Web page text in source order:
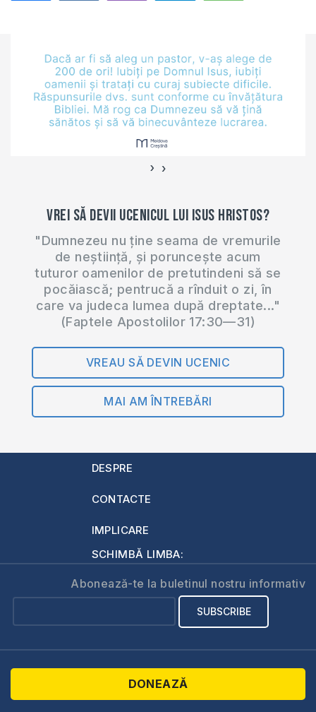
‹ ›
Vrei să devii ucenicul lui Isus Hristos?
"Dumnezeu nu ține seama de vremurile
de neștiință, și poruncește acum
tuturor oamenilor de pretutindeni să se
pocăiască; pentrucă a rînduit o zi, în
care va judeca lumea după dreptate..."
(Faptele Apostolilor 17:30—31)
VREAU SĂ DEVIN UCENIC
MAI AM ÎNTREBĂRI
DESPRE
CONTACTE
IMPLICARE
SCHIMBĂ LIMBA:
Abonează-te la buletinul nostru informativ
DONEAZĂ